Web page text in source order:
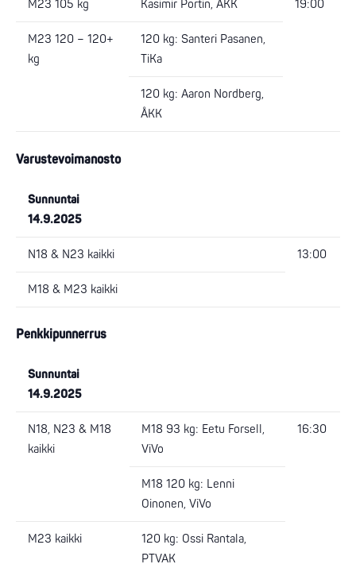
M23 105 kg Kasimir Portin, ÅKK 19:00
M23 120 – 120+
kg
120 kg: Santeri Pasanen,
TiKa
120 kg: Aaron Nordberg,
ÅKK
Varustevoimanosto
Sunnuntai
14.9.2025
N18 & N23 kaikki 13:00
M18 & M23 kaikki
Penkkipunnerrus
Sunnuntai
14.9.2025
N18, N23 & M18
kaikki
M18 93 kg: Eetu Forsell,
ViVo
16:30
M18 120 kg: Lenni
Oinonen, ViVo
M23 kaikki
120 kg: Ossi Rantala,
PTVAK